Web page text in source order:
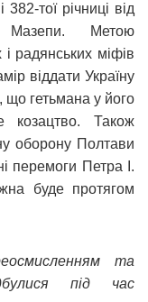
тої річниці від
Мазепи. Метою
радянських міфів
віддати Україну
що гетьмана у його
козацтво. Також
оборону Полтави
перемоги Петра I.
буде протягом
та
під час